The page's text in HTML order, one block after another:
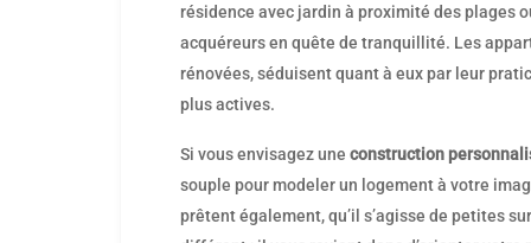
résidence avec jardin à proximité des plages
acquéreurs en quête de tranquillité. Les
rénovées, séduisent quant à eux par leur
plus actives.
Si vous envisagez une construction
souple pour modeler un logement à votre
prêtent également, qu’il s’agisse de petites